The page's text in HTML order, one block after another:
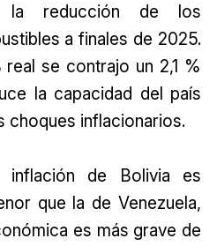
la reducción de los
a finales de 2025.
se contrajo un 2,1 %
la capacidad del país
choques inflacionarios.
de Bolivia es
que la de Venezuela,
es más grave de